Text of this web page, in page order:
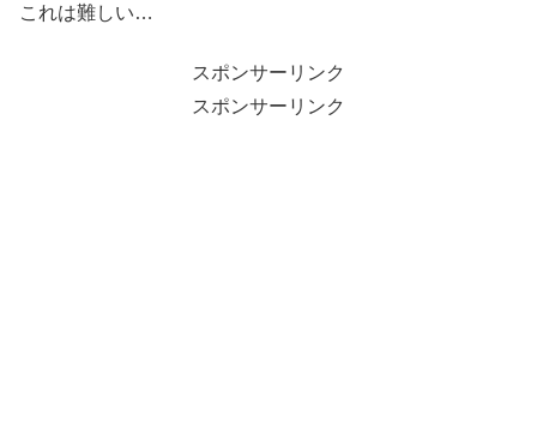
これは難しい…
スポンサーリンク
スポンサーリンク